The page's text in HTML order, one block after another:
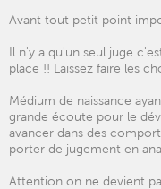
Avant tout petit point
Il n'y a qu'un seul juge
place !! Laissez faire les
Médium de naissance
grande écoute pour le
avancer dans des
porter de jugement en
Attention on ne devient